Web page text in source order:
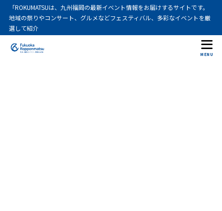
「ROKUMATSUは、九州福岡の最新イベント情報をお届けするサイトです。
地域の祭りやコンサート、グルメなどフェスティバル、多彩なイベントを厳
選して紹介
MENU